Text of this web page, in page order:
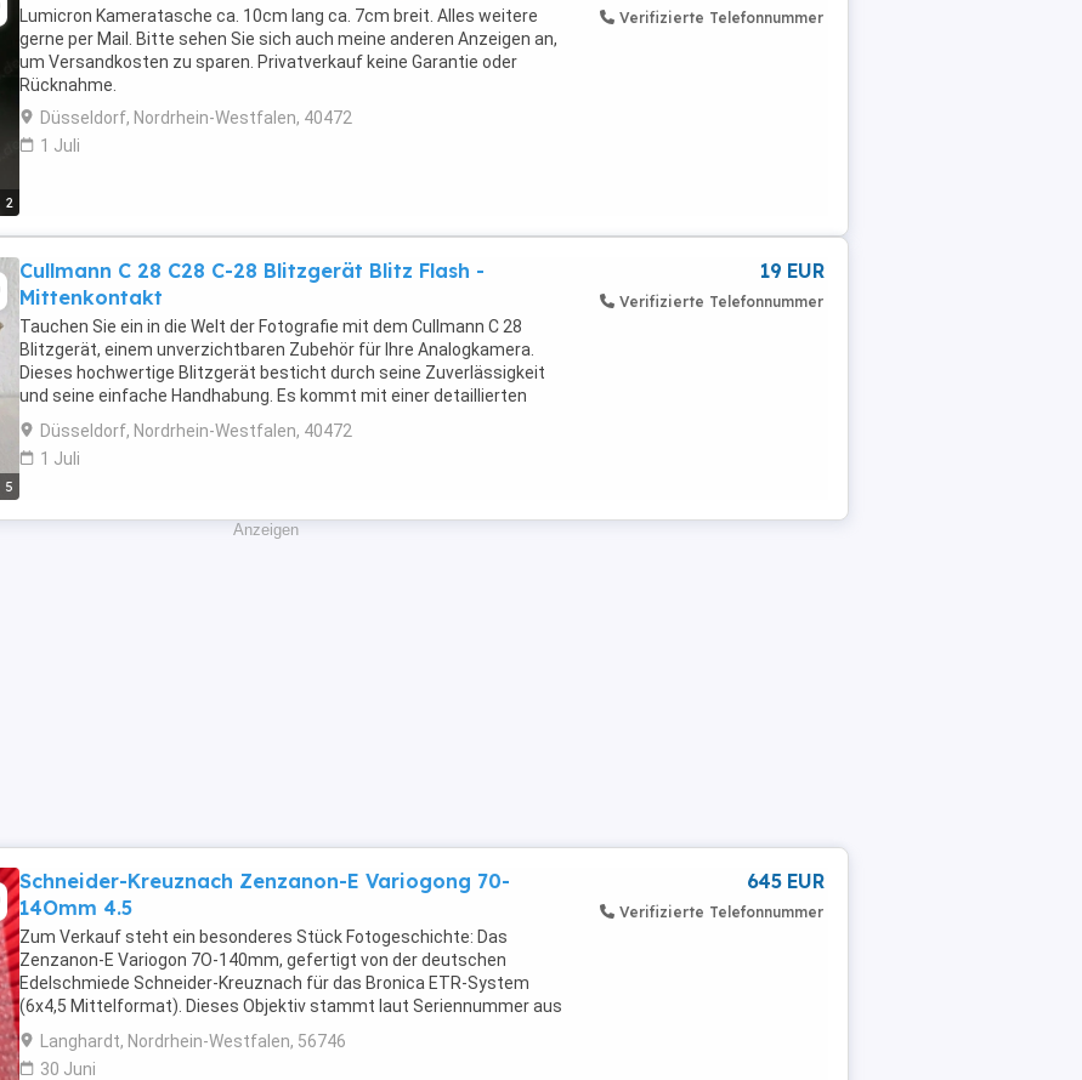
2
Lumicron Kameratasche ca. 10cm lang ca. 7cm breit. Alles weitere
gerne per Mail. Bitte sehen Sie sich auch meine anderen Anzeigen an,
um Versandkosten zu sparen. Privatverkauf keine Garantie oder
Rücknahme.
Düsseldorf, Nordrhein-Westfalen, 40472
1 Juli
Verifizierte Telefonnummer
5
Cullmann C 28 C28 C-28 Blitzgerät Blitz Flash -
Mittenkontakt
Tauchen Sie ein in die Welt der Fotografie mit dem Cullmann C 28
Blitzgerät, einem unverzichtbaren Zubehör für Ihre Analogkamera.
Dieses hochwertige Blitzgerät besticht durch seine Zuverlässigkeit
und seine einfache Handhabung. Es kommt mit einer detaillierten
Beschreibung, um Ihnen bei der Ausführung ...
Düsseldorf, Nordrhein-Westfalen, 40472
1 Juli
19 EUR
Verifizierte Telefonnummer
Anzeigen
Schneider-Kreuznach Zenzanon-E Variogong 70-
14Omm 4.5
Zum Verkauf steht ein besonderes Stück Fotogeschichte: Das
Zenzanon-E Variogon 7O-140mm, gefertigt von der deutschen
Edelschmiede Schneider-Kreuznach für das Bronica ETR-System
(6x4,5 Mittelformat). Dieses Objektiv stammt laut Seriennummer aus
ca. 1985 und ist ein Paradebeispiel für deutsche Wertarbeit. ...
Langhardt, Nordrhein-Westfalen, 56746
30 Juni
645 EUR
Verifizierte Telefonnummer